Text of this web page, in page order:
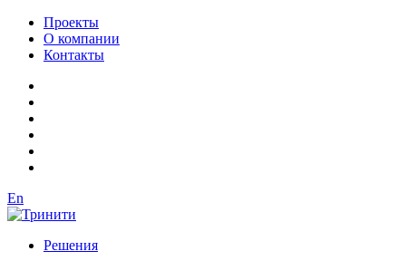
Проекты
О компании
Контакты
En
Решения